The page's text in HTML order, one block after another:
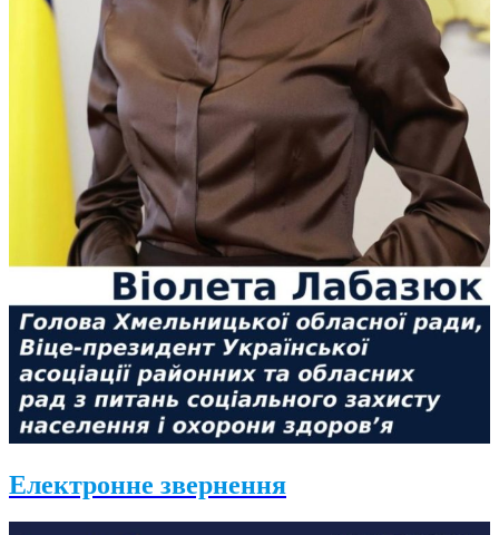
Електронне звернення